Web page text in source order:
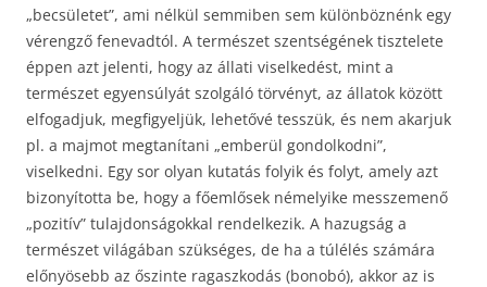
„becsületet”, ami nélkül semmiben sem különböznénk egy
vérengző fenevadtól. A természet szentségének tisztelete
éppen azt jelenti, hogy az állati viselkedést, mint a
természet egyensúlyát szolgáló törvényt, az állatok között
elfogadjuk, megfigyeljük, lehetővé tesszük, és nem akarjuk
pl. a majmot megtanítani „emberül gondolkodni”,
viselkedni. Egy sor olyan kutatás folyik és folyt, amely azt
bizonyította be, hogy a főemlősek némelyike messzemenő
„pozitív” tulajdonságokkal rendelkezik. A hazugság a
természet világában szükséges, de ha a túlélés számára
előnyösebb az őszinte ragaszkodás (bonobó), akkor az is